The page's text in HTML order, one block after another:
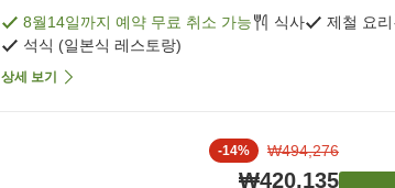
8월14일까지 예약 무료 취소 가능 식사 제철 요리
석식 (일본식 레스토랑)
상세 보기
-14% ₩494,276
₩420,135